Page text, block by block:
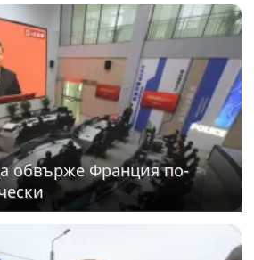
обвърже Франция по-